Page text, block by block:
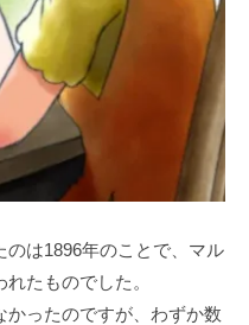
は1896年のことで、マル
たものでした。
ったのですが、わずか数